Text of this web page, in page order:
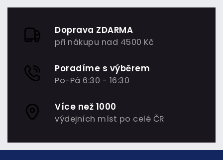
Doprava ZDARMA
při nákupu nad 4500 Kč
Poradíme s výběrem
Po-Pá 6:30 - 16:30
Více než 1000
výdejních míst po celé ČR